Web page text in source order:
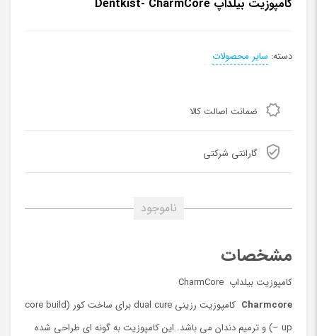
کامپوزیت بیلداپ Dentkist- CharmCore
دسته: سایر محصولات
ضمانت اصالت کالا
گارانتی شرکتی
ناموجود
مشخصات
کامپوزیت بیلداپ CharmCore
Charmcore
کامپوزیت رزینی dual cure برای ساخت کور (core build
– up) و ترمیم دندان می باشد. این کامپوزیت به گونه ای طراحی شده